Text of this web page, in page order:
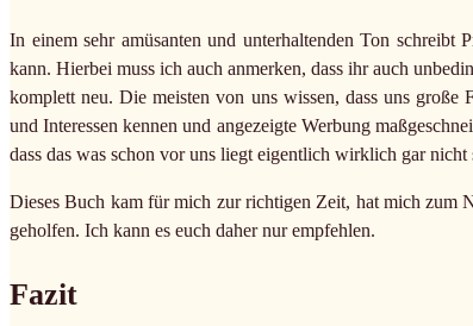
In einem sehr amüsanten und unterhaltenden Ton
kann. Hierbei muss ich auch anmerken, dass ihr auch
komplett neu. Die meisten von uns wissen, dass uns
und Interessen kennen und angezeigte Werbung
dass das was schon vor uns liegt eigentlich wirklich gar nicht
Dieses Buch kam für mich zur richtigen Zeit, hat mich zum
geholfen. Ich kann es euch daher nur empfehlen.
Fazit